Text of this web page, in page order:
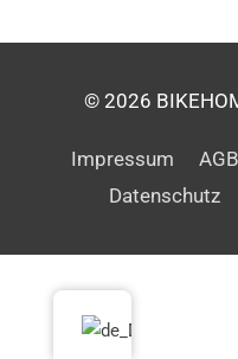
© 2026
Impressum AGB
Datenschutz